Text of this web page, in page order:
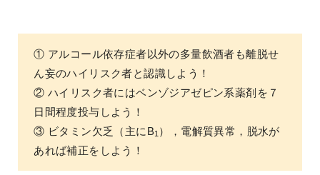
① アルコール依存症者以外の多量飲酒者も離脱せ
ん妄のハイリスク者と認識しよう！
② ハイリスク者にはベンゾジアゼピン系薬剤を７
日間程度投与しよう！
③ ビタミン欠乏（主にB1），電解質異常，脱水が
あれば補正をしよう！